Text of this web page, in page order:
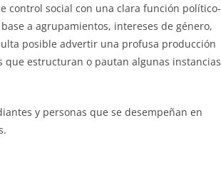
control social con una clara función político-
a agrupamientos, intereses de género,
posible advertir una profusa producción
estructuran o pautan algunas instancias
y personas que se desempeñan en